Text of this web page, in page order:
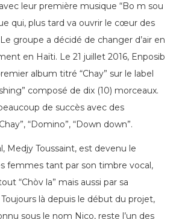
leur première musique “Bo m sou
qui, plus tard va ouvrir le cœur des
groupe a décidé de changer d’air en
en Haïti. Le 21 juillet 2016, Enposib
album titré “Chay” sur le label
composé de dix (10) morceaux.
de succès avec des
“Domino”, “Down down”.
Medjy Toussaint, est devenu le
femmes tant par son timbre vocal,
“Chòv la” mais aussi par sa
là depuis le début du projet,
sous le nom Nico, reste l’un des